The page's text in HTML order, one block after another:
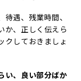
遇、残業時間、
か、正しく伝えら
クしておきましょ
い、良い部分ばか